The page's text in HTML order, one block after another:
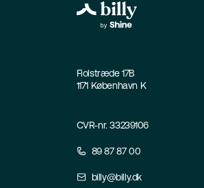
Fiolstræde 17B
1171 København K
CVR-nr. 33239106
89 87 87 00
billy@billy.dk